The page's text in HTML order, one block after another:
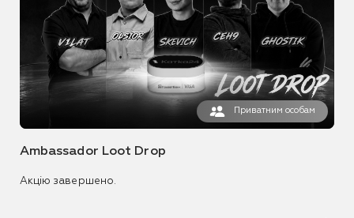
Приватним особам
Ambassador Loot Drop
Акцію завершено.